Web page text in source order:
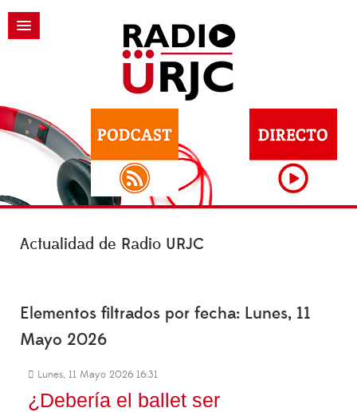
Actualidad de Radio URJC
Elementos filtrados por fecha: Lunes, 11
Mayo 2026
Lunes, 11 Mayo 2026 16:31
¿Debería el ballet ser